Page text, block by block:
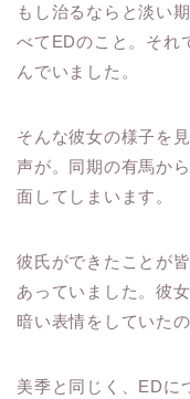
もし治るならと淡い
べてEDのこと。それ
んでいました。
そんな彼女の様子を
声が。同期の有馬か
面してしまいます。
彼氏ができたことが
あっていました。彼
暗い表情をしていたの
美季と同じく、EDに